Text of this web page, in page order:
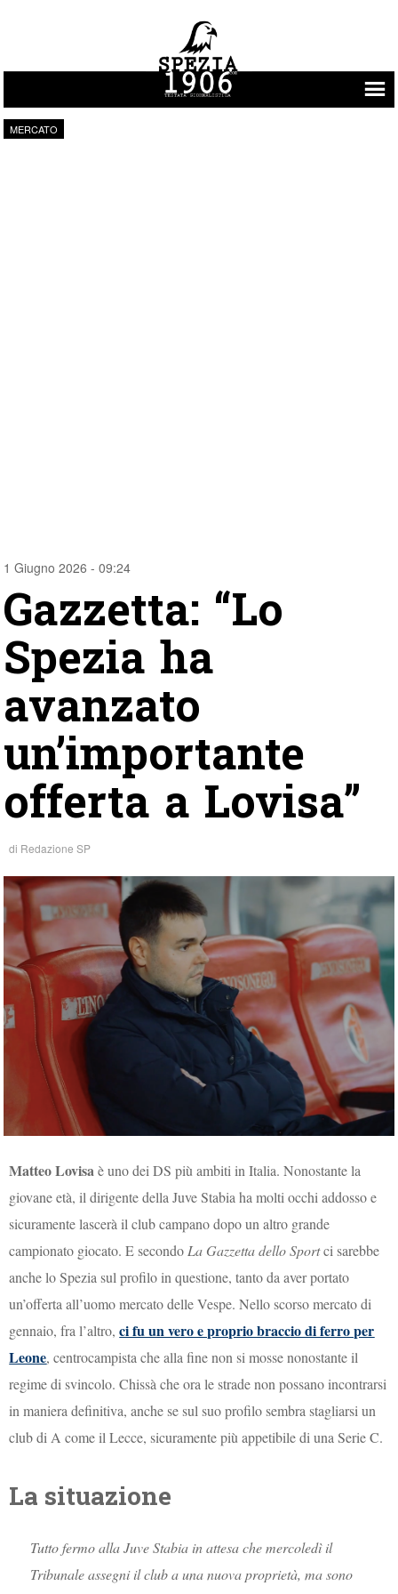
Vai al contenuto
MERCATO
1 Giugno 2026 - 09:24
Gazzetta: “Lo
Spezia ha
avanzato
un’importante
offerta a Lovisa”
di Redazione SP
Matteo Lovisaè uno dei DS più ambiti in Italia. Nonostante la
giovane età, il dirigente della Juve Stabia ha molti occhi addosso e
sicuramente lascerà il club campano dopo un altro grande
campionato giocato. E secondo La Gazzetta dello Sportci sarebbe
anche lo Spezia sul profilo in questione, tanto da aver portato
un’offerta all’uomo mercato delle Vespe. Nello scorso mercato di
gennaio, fra l’altro,ci fu un vero e proprio braccio di ferro per
Leone, centrocampista che alla fine non si mosse nonostante il
regime di svincolo. Chissà che ora le strade non possano incontrarsi
in maniera definitiva, anche se sul suo profilo sembra stagliarsi un
club di A come il Lecce, sicuramente più appetibile di una Serie C.
La situazione
Tutto fermo alla Juve Stabia in attesa che mercoledì il
Tribunale assegni il club a una nuova proprietà, ma sono